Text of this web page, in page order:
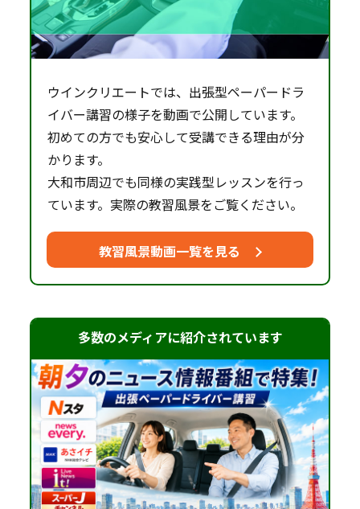
ウインクリエートでは、出張型ペーパードラ
イバー講習の様子を動画で公開しています。
初めての方でも安心して受講できる理由が分
かります。
大和市周辺でも同様の実践型レッスンを行っ
ています。実際の教習風景をご覧ください。
教習風景動画一覧を見る
多数のメディアに紹介されています